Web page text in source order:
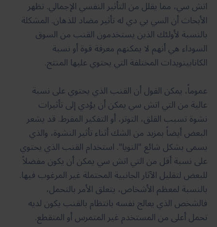
اتش سي، مما يقلل من التأثير النفسي الإجمالي. تظهر
الأبحاث أن السي بي دي له تأثير مضاد للذهان. المشكلة
بالنسبة لأولئك الذين يستخدمون القنب من السوق
السوداء هي أنهم لا يمكنهم معرفة قوة أو نسبة
الكانابينويدات المختلفة التي يحتوي عليها المنتج.
عموماً، يمكن القول أن القنب الذي يحتوي على نسبة
عالية من التي اتش سي يمكن أن يؤدي إلى تأثيرات
نشوة تسبب القلق، التوتر، أو التفكير المفرط. قد يشعر
البعض أيضاً بمزيد من الشك أثناء تأثير النشوة، والذي
يسمى بشكل شائع "النويا". استخدام القنب الذي يحتوي
على نسبة أقل من التي اتش سي يمكن أن يكون مفضلاً
للبعض لتقليل الآثار الجانبية المحتملة غير المرغوب فيها.
بالنسبة لمعظم الأشخاص، يتعلق الأمر بالتحمل،
فالشخص الذي يعالج نفسه بانتظام بالقنب يكون لديه
تحمل أعلى من المستخدم غير المتمرس أو المتقطع.